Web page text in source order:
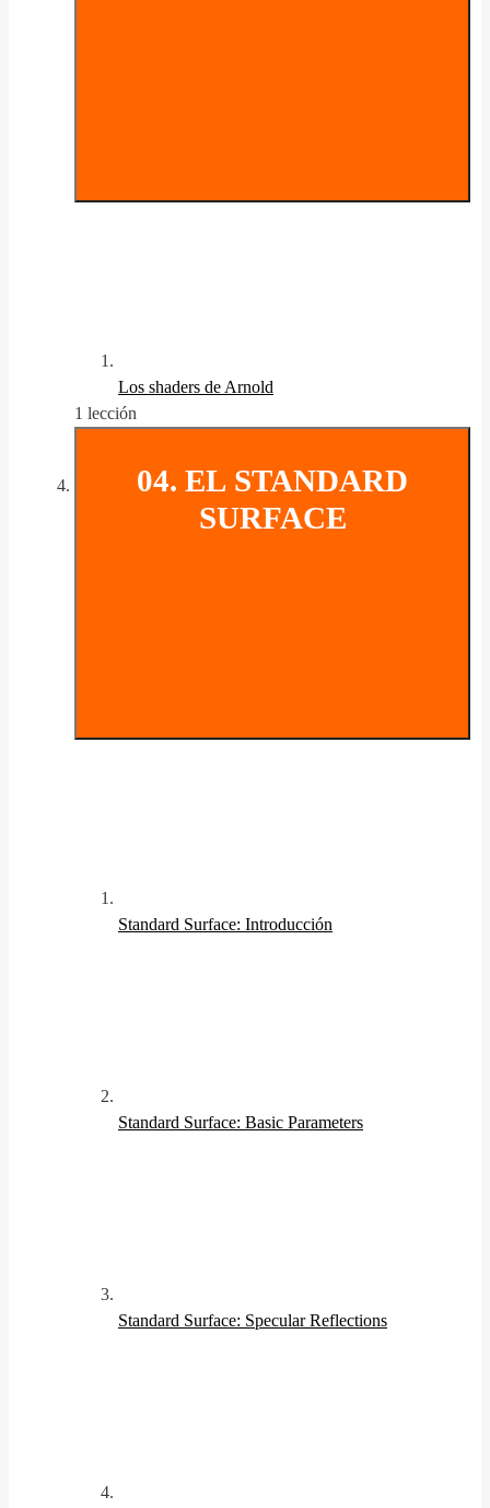
Los shaders de Arnold
1 lección
04. EL STANDARD
SURFACE
Standard Surface: Introducción
Standard Surface: Basic Parameters
Standard Surface: Specular Reflections